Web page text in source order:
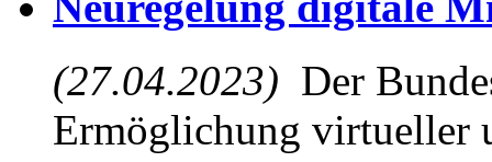
(27.04.2023) Der
Ermöglichung virtueller